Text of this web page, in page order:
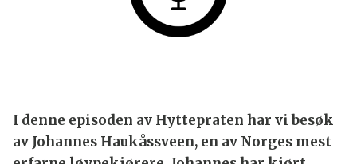
I denne episoden av Hyttepraten har vi
besøk av Johannes Haukåssveen, en av
Norges mest erfarne løypekjørere. Johannes